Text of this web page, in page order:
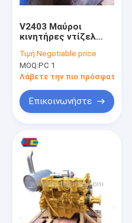
V2403 Μαύροι
κινητήρες ντίζελ
στροφές ανά λεπτό
και 34.5 kW
Τιμή:Negotiable price
MOQ:PC 1
Λάβετε την πιο πρόσφατη
Επικοινωνήστε